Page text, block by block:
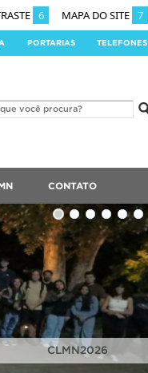
6 MAPA DO SITE 7
PORTARIAS TELEFONES
CONTATO
CLMN2025